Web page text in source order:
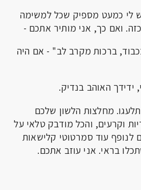
לי כמעט מספיק שכל למשימה
ואם כך, אני מותיר אתכם -
ברכות מקרב לב" - אם היה
ידידך האוהב בנדיק.
מחלצות הלשון שלכם
וקרעים, והכל מודבק טלאי על
לנופף עוד סמרטוטי קלישאות
בראי. אני עוזב אתכם.